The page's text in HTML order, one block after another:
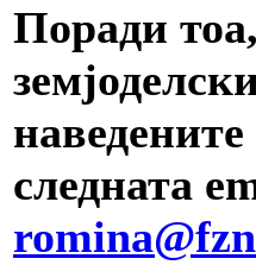
Поради
следната